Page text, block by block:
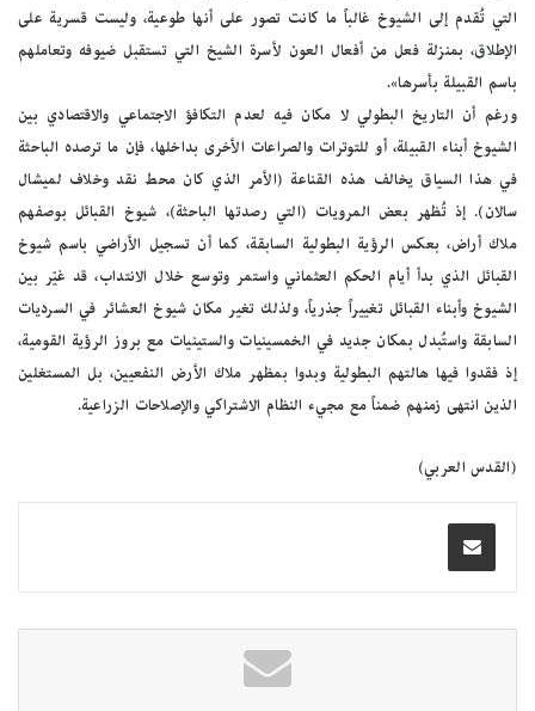
التي تُقدم إلى الشيوخ غالباً ما كانت تصور على أنها طوعية، وليست قسرية على
الإطلاق، بمنزلة فعل من أفعال العون لأسرة الشيخ التي تستقبل ضيوفه وتعاملهم
باسم القبيلة بأسرها».
ورغم أن التاريخ البطولي لا مكان فيه لعدم التكافؤ الاجتماعي والاقتصادي بين
الشيوخ أبناء القبيلة، أو للتوترات والصراعات الأخرى بداخلها، فإن ما ترصده الباحثة
في هذا السياق يخالف هذه القناعة (الأمر الذي كان محط نقد وخلاف لميشال
سالان). إذ تُظهر بعض المرويات (التي رصدتها الباحثة)، شيوخ القبائل بوصفهم
ملاك أراض، بعكس الرؤية البطولية السابقة، كما أن تسجيل الأراضي باسم شيوخ
القبائل الذي بدأ أيام الحكم العثماني واستمر وتوسع خلال الانتداب، قد غيّر بين
الشيوخ وأبناء القبائل تغييراً جذرياً، ولذلك تغير مكان شيوخ العشائر في السرديات
السابقة واستُبدل بمكان جديد في الخمسينيات والستينيات مع بروز الرؤية القومية،
إذ فقدوا فيها هالتهم البطولية وبدوا بمظهر ملاك الأرض النفعيين، بل المستغلين
الذين انتهى زمنهم ضمناً مع مجيء النظام الاشتراكي والإصلاحات الزراعية.
(القدس العربي)